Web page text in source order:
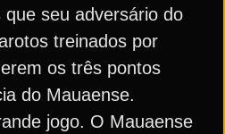
seu adversário do
treinados por
os três pontos
do Mauaense.
jogo. O Mauaense